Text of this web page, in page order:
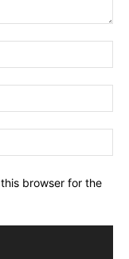
browser for the